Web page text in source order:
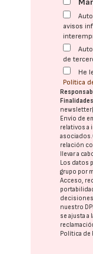
avisos
de
He
Política
Envío de
relativos a
asociados.
relación
llevar a
Los datos
grupo por
Acceso,
nuestro
se ajusta a
Política de